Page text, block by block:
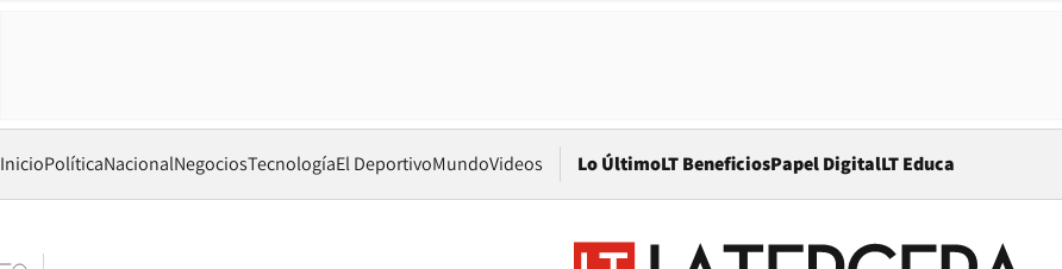
InicioPolíticaNacionalNegociosTecnologíaEl DeportivoMundoVideos Lo ÚltimoLT BeneficiosPapel DigitalOpens in new window
LT Educa